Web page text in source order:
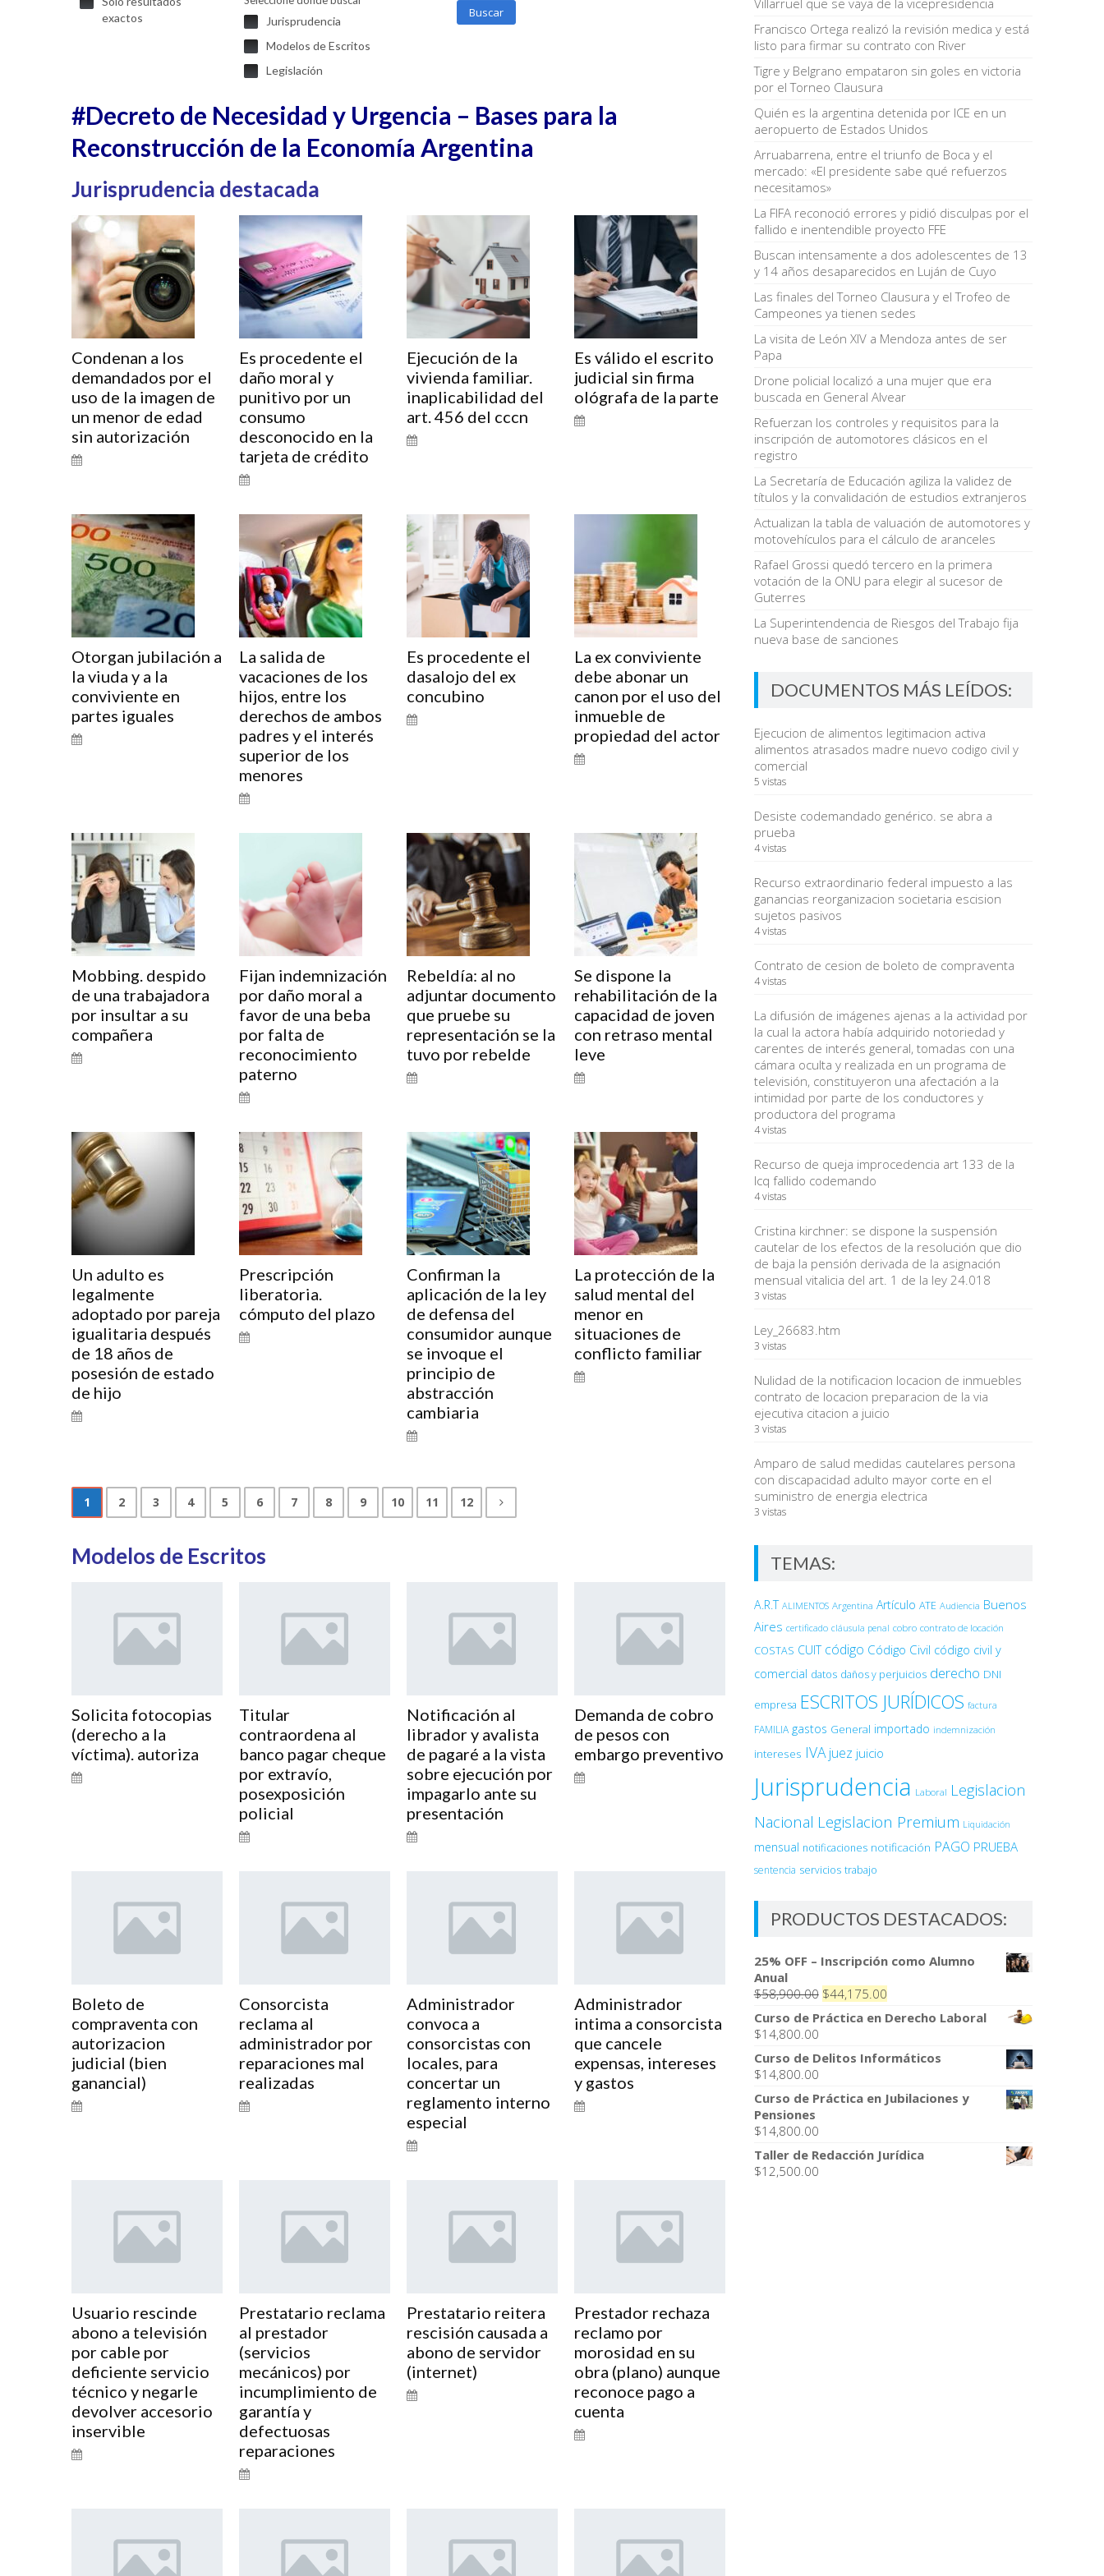
exactos
Jurisprudencia
Modelos de Escritos
Legislación
Buscar
#Decreto de Necesidad y Urgencia – Bases para la
Reconstrucción de la Economía Argentina
Jurisprudencia destacada
Condenan a los
demandados por el
uso de la imagen de
un menor de edad
sin autorización
Es procedente el
daño moral y
punitivo por un
consumo
desconocido en la
tarjeta de crédito
Ejecución de la
vivienda familiar.
inaplicabilidad del
art. 456 del cccn
Es válido el escrito
judicial sin firma
ológrafa de la parte
Otorgan jubilación a
la viuda y a la
conviviente en
partes iguales
La salida de
vacaciones de los
hijos, entre los
derechos de ambos
padres y el interés
superior de los
menores
Es procedente el
dasalojo del ex
concubino
La ex conviviente
debe abonar un
canon por el uso del
inmueble de
propiedad del actor
Mobbing. despido
de una trabajadora
por insultar a su
compañera
Fijan indemnización
por daño moral a
favor de una beba
por falta de
reconocimiento
paterno
Rebeldía: al no
adjuntar documento
que pruebe su
representación se la
tuvo por rebelde
Se dispone la
rehabilitación de la
capacidad de joven
con retraso mental
leve
Un adulto es
legalmente
adoptado por pareja
igualitaria después
de 18 años de
posesión de estado
de hijo
Prescripción
liberatoria.
cómputo del plazo
Confirman la
aplicación de la ley
de defensa del
consumidor aunque
se invoque el
principio de
abstracción
cambiaria
La protección de la
salud mental del
menor en
situaciones de
conflicto familiar
1 2 3 4 5 6 7 8 9 10 11 12
Modelos de Escritos
Solicita fotocopias
(derecho a la
víctima). autoriza
Titular
contraordena al
banco pagar cheque
por extravío,
posexposición
policial
Notificación al
librador y avalista
de pagaré a la vista
sobre ejecución por
impagarlo ante su
presentación
Demanda de cobro
de pesos con
embargo preventivo
Boleto de
compraventa con
autorizacion
judicial (bien
ganancial)
Consorcista
reclama al
administrador por
reparaciones mal
realizadas
Administrador
convoca a
consorcistas con
locales, para
concertar un
reglamento interno
especial
Administrador
intima a consorcista
que cancele
expensas, intereses
y gastos
Usuario rescinde
abono a televisión
por cable por
deficiente servicio
técnico y negarle
devolver accesorio
inservible
Prestatario reclama
al prestador
(servicios
mecánicos) por
incumplimiento de
garantía y
defectuosas
reparaciones
Prestatario reitera
rescisión causada a
abono de servidor
(internet)
Prestador rechaza
reclamo por
morosidad en su
obra (plano) aunque
reconoce pago a
cuenta
Villarruel que se vaya de la vicepresidencia
Francisco Ortega realizó la revisión medica y está
listo para firmar su contrato con River
Tigre y Belgrano empataron sin goles en victoria
por el Torneo Clausura
Quién es la argentina detenida por ICE en un
aeropuerto de Estados Unidos
Arruabarrena, entre el triunfo de Boca y el
mercado: «El presidente sabe qué refuerzos
necesitamos»
La FIFA reconoció errores y pidió disculpas por el
fallido e inentendible proyecto FFE
Buscan intensamente a dos adolescentes de 13
y 14 años desaparecidos en Luján de Cuyo
Las finales del Torneo Clausura y el Trofeo de
Campeones ya tienen sedes
La visita de León XIV a Mendoza antes de ser
Papa
Drone policial localizó a una mujer que era
buscada en General Alvear
Refuerzan los controles y requisitos para la
inscripción de automotores clásicos en el
registro
La Secretaría de Educación agiliza la validez de
títulos y la convalidación de estudios extranjeros
Actualizan la tabla de valuación de automotores y
motovehículos para el cálculo de aranceles
Rafael Grossi quedó tercero en la primera
votación de la ONU para elegir al sucesor de
Guterres
La Superintendencia de Riesgos del Trabajo fija
nueva base de sanciones
DOCUMENTOS MÁS LEÍDOS:
Ejecucion de alimentos legitimacion activa
alimentos atrasados madre nuevo codigo civil y
comercial
5 vistas
Desiste codemandado genérico. se abra a
prueba
4 vistas
Recurso extraordinario federal impuesto a las
ganancias reorganizacion societaria escision
sujetos pasivos
4 vistas
Contrato de cesion de boleto de compraventa
4 vistas
La difusión de imágenes ajenas a la actividad por
la cual la actora había adquirido notoriedad y
carentes de interés general, tomadas con una
cámara oculta y realizada en un programa de
televisión, constituyeron una afectación a la
intimidad por parte de los conductores y
productora del programa
4 vistas
Recurso de queja improcedencia art 133 de la
lcq fallido codemando
4 vistas
Cristina kirchner: se dispone la suspensión
cautelar de los efectos de la resolución que dio
de baja la pensión derivada de la asignación
mensual vitalicia del art. 1 de la ley 24.018
3 vistas
Ley_26683.htm
3 vistas
Nulidad de la notificacion locacion de inmuebles
contrato de locacion preparacion de la via
ejecutiva citacion a juicio
3 vistas
Amparo de salud medidas cautelares persona
con discapacidad adulto mayor corte en el
suministro de energia electrica
3 vistas
TEMAS:
A.R.T ALIMENTOS Argentina Artículo ATE Audiencia Buenos
Aires certificado cláusula penal cobro contrato de locación
COSTAS CUIT código Código Civil código civil y
comercial datos daños y perjuicios derecho DNI
empresa ESCRITOS JURÍDICOS factura
FAMILIA gastos General importado indemnización
intereses IVA juez juicio
Jurisprudencia Laboral Legislacion
Nacional Legislacion Premium Liquidación
mensual notificaciones notificación PAGO PRUEBA
sentencia servicios trabajo
PRODUCTOS DESTACADOS:
25% OFF – Inscripción como Alumno
Anual
$58,900.00 El
precio
original
$58,900.00.
$44,175.00El
actual
$44,175.00.
Curso de Práctica en Derecho Laboral
$14,800.00
Curso de Delitos Informáticos
$14,800.00
Curso de Práctica en Jubilaciones y
Pensiones
$14,800.00
Taller de Redacción Jurídica
$12,500.00